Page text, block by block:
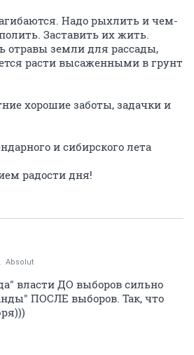
Надо рыхлить и чем-
Заставить их жить.
отравы земли для рассады,
расти высаженными в грунт
хорошие заботы, задачки и
и сибирского лета
радости дня!
Absolut
власти ДО выборов сильно
ПОСЛЕ выборов. Так, что